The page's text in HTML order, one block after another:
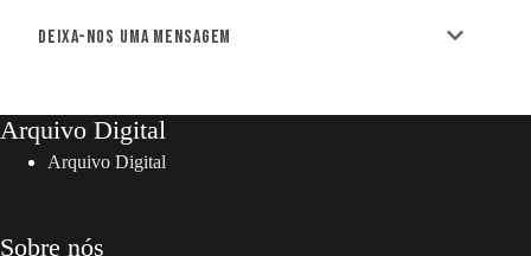
Deixa-nos uma mensagem
Arquivo Digital
Arquivo Digital
Sobre nós